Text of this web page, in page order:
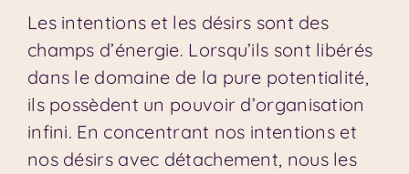
Les intentions et les désirs sont des
champs d’énergie. Lorsqu’ils sont libérés
dans le domaine de la pure potentialité,
ils possèdent un pouvoir d’organisation
infini. En concentrant nos intentions et
nos désirs avec détachement, nous les